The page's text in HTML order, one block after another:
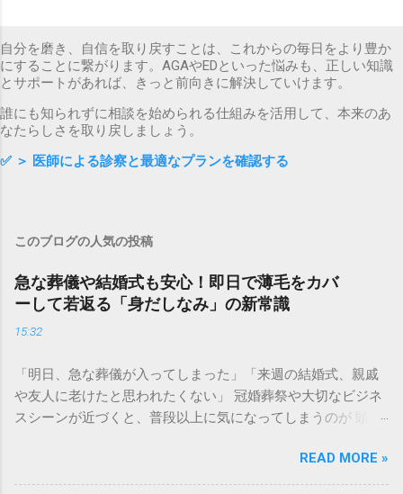
自分を磨き、自信を取り戻すことは、これからの毎日をより豊か
にすることに繋がります。AGAやEDといった悩みも、正しい知識
とサポートがあれば、きっと前向きに解決していけます。
誰にも知られずに相談を始められる仕組みを活用して、本来のあ
なたらしさを取り戻しましょう。
✅ ＞ 医師による診察と最適なプランを確認する
このブログの人気の投稿
急な葬儀や結婚式も安心！即日で薄毛をカバ
ーして若返る「身だしなみ」の新常識
15:32
「明日、急な葬儀が入ってしまった」「来週の結婚式、親戚
や友人に老けたと思われたくない」 冠婚葬祭や大切なビジネ
スシーンが近づくと、普段以上に気になってしまうのが 頭頂
見てショックを受けたり、お辞儀をする瞬間に「頭を見られ
ているかも」と不安になったりするのは、非常に辛いもので
READ MORE »